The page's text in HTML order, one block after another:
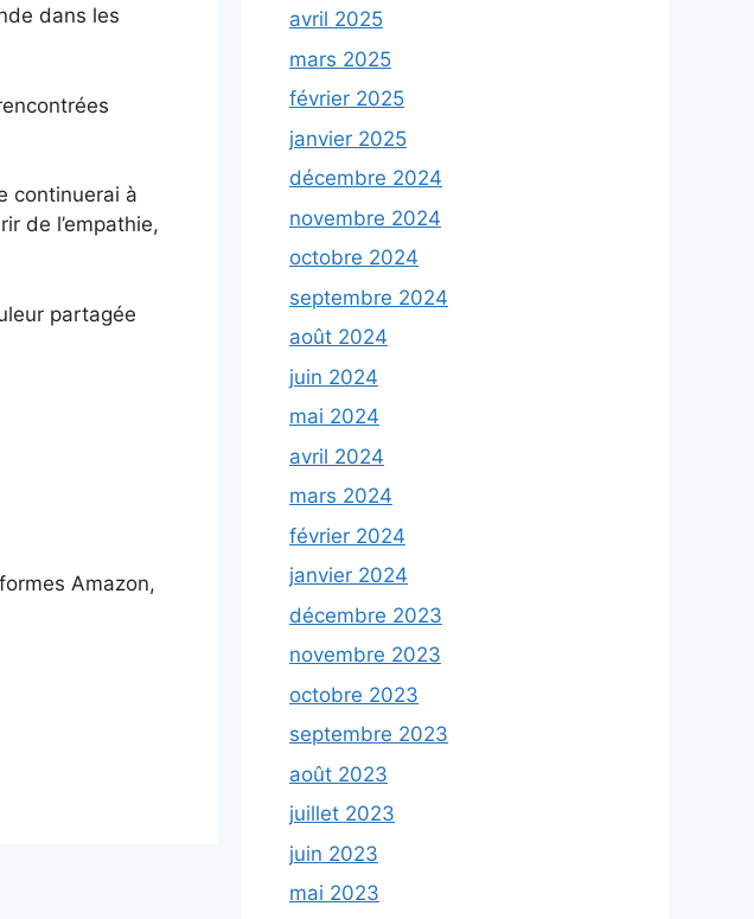
dans les
continuerai à
de l’empathie,
partagée
Amazon,
avril 2025
mars 2025
février 2025
janvier 2025
décembre 2024
novembre 2024
octobre 2024
septembre 2024
août 2024
juin 2024
mai 2024
avril 2024
mars 2024
février 2024
janvier 2024
décembre 2023
novembre 2023
octobre 2023
septembre 2023
août 2023
juillet 2023
juin 2023
mai 2023